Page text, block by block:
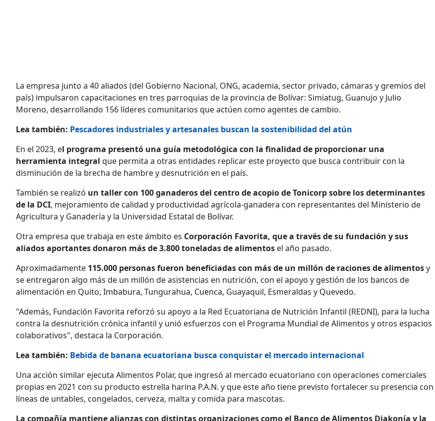
La empresa junto a 40 aliados (del Gobierno Nacional, ONG, academia, sector privado, cámaras y gremios del
país) impulsaron capacitaciones en tres parroquias de la provincia de Bolívar: Simiatug, Guanujo y Julio
Moreno, desarrollando 156 líderes comunitarios que actúen como agentes de cambio.
Lea también: Pescadores industriales y artesanales buscan la sostenibilidad del atún
En el 2023, el programa presentó una guía metodológica con la finalidad de proporcionar una
herramienta integral que permita a otras entidades replicar este proyecto que busca contribuir con la
disminución de la brecha de hambre y desnutrición en el país.
También se realizó un taller con 100 ganaderos del centro de acopio de Tonicorp sobre los determinantes
de la DCI, mejoramiento de calidad y productividad agrícola-ganadera con representantes del Ministerio de
Agricultura y Ganadería y la Universidad Estatal de Bolívar.
Otra empresa que trabaja en este ámbito es Corporación Favorita, que a través de su fundación y sus
aliados aportantes donaron más de 3.800 toneladas de alimentos el año pasado.
Aproximadamente 115.000 personas fueron beneficiadas con más de un millón de raciones de alimentosy
se entregaron algo más de un millón de asistencias en nutrición, con el apoyo y gestión de los bancos de
alimentación en Quito, Imbabura, Tungurahua, Cuenca, Guayaquil, Esmeraldas y Quevedo.
"Además, Fundación Favorita reforzó su apoyo a la Red Ecuatoriana de Nutrición Infantil (REDNI), para la lucha
contra la desnutrición crónica infantil y unió esfuerzos con el Programa Mundial de Alimentos y otros espacios
colaborativos", destaca la Corporación.
Lea también: Bebida de banana ecuatoriana busca conquistar el mercado internacional
Una acción similar ejecuta Alimentos Polar, que ingresó al mercado ecuatoriano con operaciones comerciales
propias en 2021 con su producto estrella harina P.A.N. y que este año tiene previsto fortalecer su presencia con
líneas de untables, congelados, cerveza, malta y comida para mascotas.
La compañía mantiene alianzas con distintas organizaciones como el Banco de Alimentos Diakonía y la